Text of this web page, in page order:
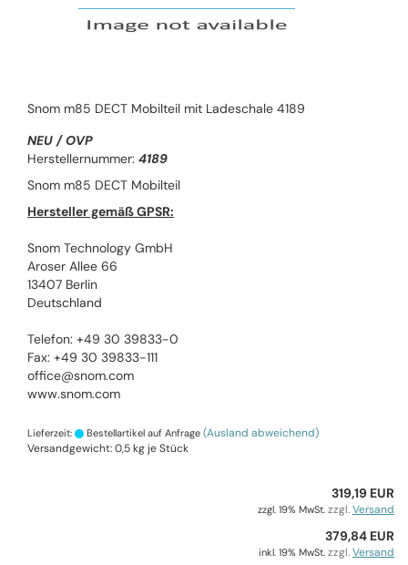
Snom m85 DECT Mobilteil mit Ladeschale 4189
NEU / OVP
Herstellernummer: 4189
Snom m85 DECT Mobilteil
Hersteller gemäß GPSR:
Snom Technology GmbH
Aroser Allee 66
13407 Berlin
Deutschland
Telefon: +49 30 39833-0
Fax: +49 30 39833-111
office@snom.com
www.snom.com
Lieferzeit: Bestellartikel auf Anfrage (Ausland abweichend)
Versandgewicht:0,5kg je Stück
319,19 EUR
zzgl. 19% MwSt. zzgl.Versand
379,84 EUR
inkl. 19% MwSt. zzgl.Versand